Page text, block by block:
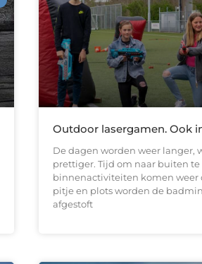
Outdoor lasergamen. Ook
De dagen worden weer langer,
prettiger. Tijd om naar buiten te
binnenactiviteiten komen weer
pitje en plots worden de
afgestoft